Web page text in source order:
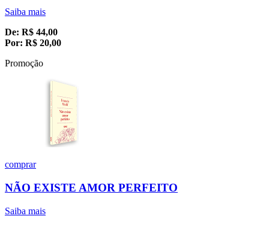
Saiba mais
De: R$ 44,00
Por: R$ 20,00
Promoção
comprar
NÃO EXISTE AMOR PERFEITO
Saiba mais